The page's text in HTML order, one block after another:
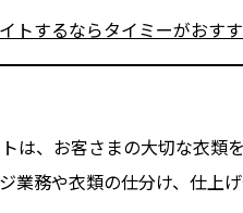
トするならタイミーがおすす
は、お客さまの大切な衣類
業務や衣類の仕分け、仕上